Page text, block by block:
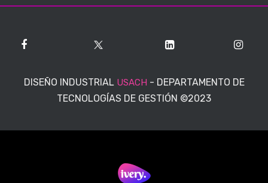
DISEÑO INDUSTRIAL USACH - DEPARTAMENTO DE
TECNOLOGÍAS DE GESTIÓN ©2023